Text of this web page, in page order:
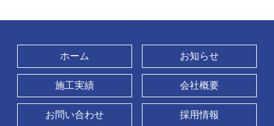
ホーム お知らせ
施工実績 会社概要
お問い合わせ 採用情報